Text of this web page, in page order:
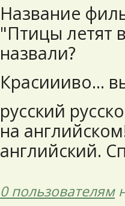
Название
"Птицы летят
назвали?
Красиииво...
русский
на
английский.
0 пользователям